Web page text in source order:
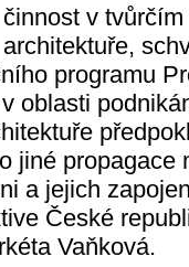
činnost v
architektuře,
programu
oblasti
jiné propagace
a jejich
České
Vaňková.
zajímavé
restaurace,
kde si
hry. V
nabídku her
pravidelné